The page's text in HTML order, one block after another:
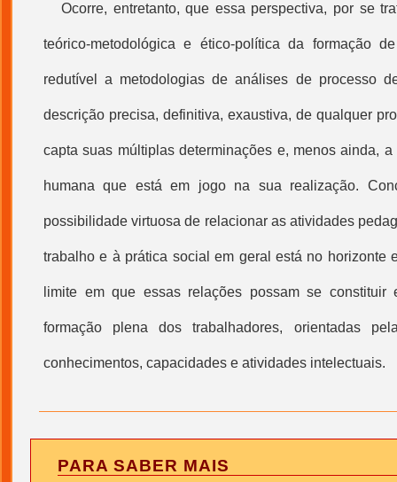
Ocorre, entretanto, que essa perspectiva, por se
teórico-metodológica e ético-política da formação
redutível a metodologias de análises de processo
descrição precisa, definitiva, exaustiva, de qualquer
capta suas múltiplas determinações e, menos ainda,
humana que está em jogo na sua realização.
possibilidade virtuosa de relacionar as atividades
trabalho e à prática social em geral está no horizonte
limite em que essas relações possam se constituir
formação plena dos trabalhadores, orientadas
conhecimentos, capacidades e atividades intelectuais.
PARA SABER MAIS